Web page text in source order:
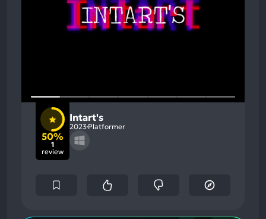
50%
1
review
Intart's
2023 Platformer